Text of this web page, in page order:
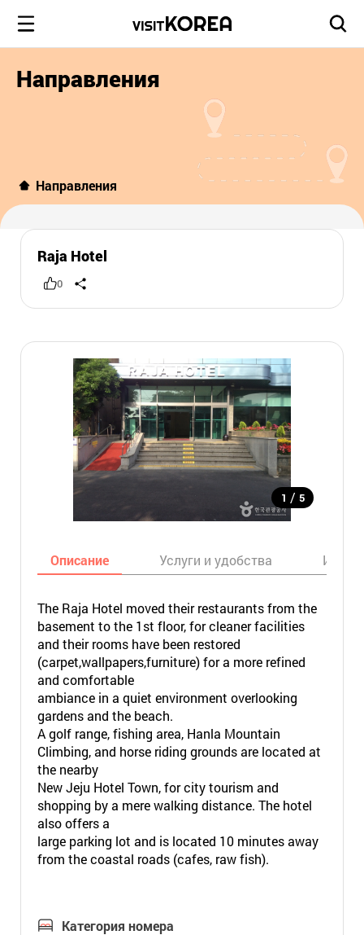
Направления
Направления
Raja Hotel
0
1 / 5
Описание Услуги и удобства
The Raja Hotel moved their restaurants from the
basement to the 1st floor, for cleaner facilities
and their rooms have been restored
(carpet,wallpapers,furniture) for a more refined
and comfortable
ambiance in a quiet environment overlooking
gardens and the beach.
A golf range, fishing area, Hanla Mountain
Climbing, and horse riding grounds are located at
the nearby
New Jeju Hotel Town, for city tourism and
shopping by a mere walking distance. The hotel
also offers a
large parking lot and is located 10 minutes away
from the coastal roads (cafes, raw fish).
Категория номера